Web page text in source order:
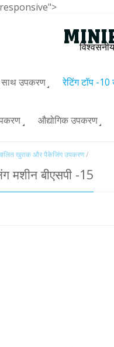
साथ उपकरण रेटिंग टॉप -
औद्योगिक उपकरण
खुराक और पैकेजिंग उपकरण/
मशीन बीएसपी -15